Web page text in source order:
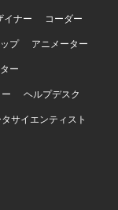
イナー
コーダー
プ
アニメーター
ー
ヘルプデスク
サイエンティスト